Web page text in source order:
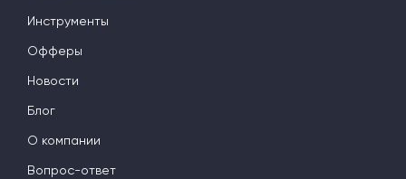
Инструменты
Офферы
Новости
Блог
О компании
Вопрос-ответ